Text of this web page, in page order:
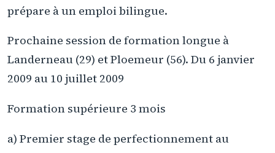
prépare à un emploi bilingue.
Prochaine session de formation longue à
Landerneau (29) et Ploemeur (56). Du 6 janvier
2009 au 10 juillet 2009
Formation supérieure 3 mois
a) Premier stage de perfectionnement au